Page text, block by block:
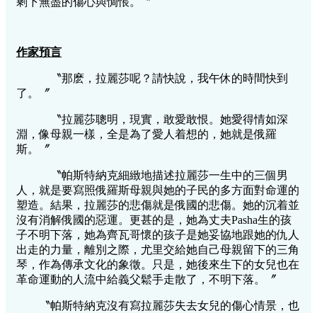
作家預言
〝那麽，拉麗莎呢？請快說，我午休的時間快到
了。〞
〝拉麗莎聰明，現實，敢愛敢恨。她愛得情如深
淵，像母親一樣，全是為了愛人着想的，她就是俄羅
斯。〞
〝帕斯特納克細緻地描述拉麗莎一生中的三個男
人，就是要寫照俄羅斯母親與她的子民的多方面對命運的
塑造。結果，拉麗莎的悲傷就是俄國的悲傷。她的沉着並
沒有消解俄國的惡運。更甚的是，她為丈夫Pasha生的孩
子不明下落，她為齊瓦哥懷的孩子是她妥協地跟她的仇人
出走的力量，離別之際，尤里交給她自己母親留下的三角
琴，作為傳承文化的象徵。只是，她後來生下的女兒也在
革命運動的人流中給義父鬆手走散了，不明下落。〞
〝帕斯特納克沒有寫拉麗莎失去女兒的傷心情景，也